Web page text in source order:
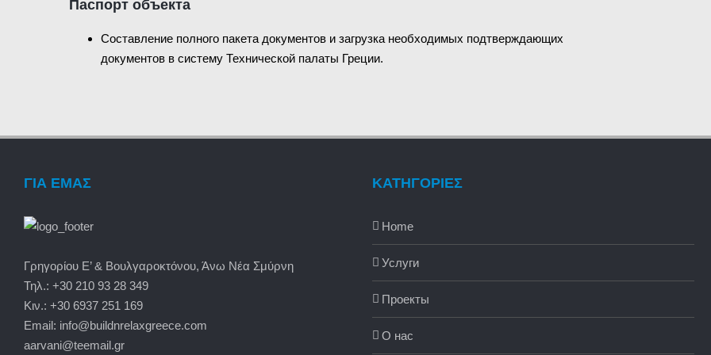
Паспорт объекта
Составление полного пакета документов и загрузка необходимых подтверждающих
документов в систему Технической палаты Греции.
ΓΙΑ ΕΜΑΣ
Γρηγορίου Ε’ & Βουλγαροκτόνου, Άνω Νέα Σμύρνη
Τηλ.: +30 210 93 28 349
Κιν.: +30 6937 251 169
Email: info@buildnrelaxgreece.com
aarvani@teemail.gr
ΚΑΤΗΓΟΡΙΕΣ
Home
Услуги
Проекты
О нас